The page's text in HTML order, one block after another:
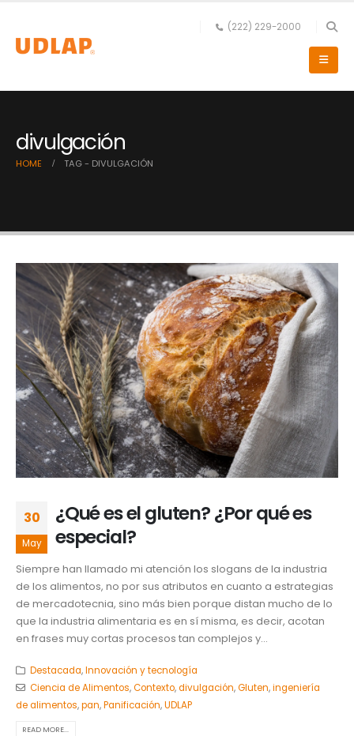
(222) 229-2000
divulgación
HOME TAG - DIVULGACIÓN
30
May
¿Qué es el gluten? ¿Por qué es
especial?
Siempre han llamado mi atención los slogans de la industria
de los alimentos, no por sus atributos en cuanto a estrategias
de mercadotecnia, sino más bien porque distan mucho de lo
que la industria alimentaria es en sí misma, es decir, acotan
en frases muy cortas procesos tan complejos y...
Destacada,Innovación y tecnología
Ciencia de Alimentos,Contexto,divulgación,Gluten,ingeniería
de alimentos,pan,Panificación,UDLAP
READ MORE...